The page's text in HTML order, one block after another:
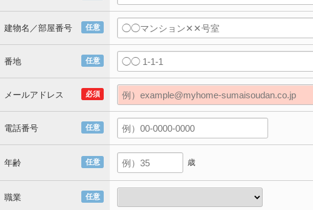
任意
建物名／部屋番号
任意
番地
必須
メールアドレス
任意
電話番号
任意
年齢 歳
任意
職業